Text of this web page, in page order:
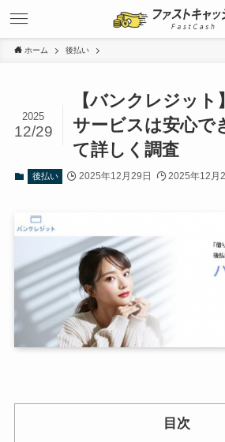
ホーム 後払い
【バンクレジッ
サービスは安心で
て詳しく調査
2025
12/29
後払い 2025年12月29日 2025年12月
目次